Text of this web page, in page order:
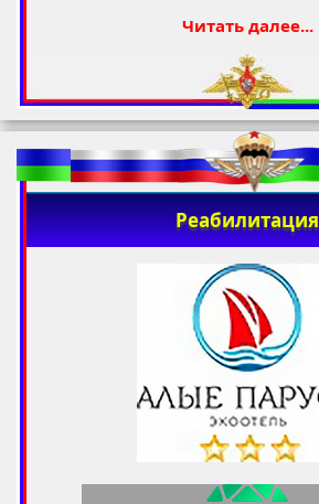
Читать далее...
Реабилитация